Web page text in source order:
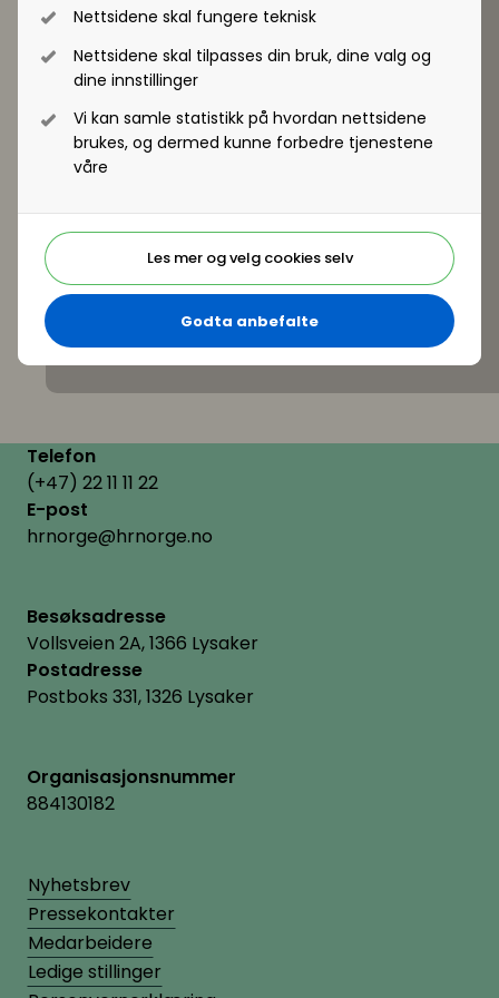
Nettsidene skal fungere teknisk
Nettsidene skal tilpasses din bruk, dine valg og
dine innstillinger
Vi kan samle statistikk på hvordan nettsidene
brukes, og dermed kunne forbedre tjenestene
våre
Les mer og velg cookies selv
Godta anbefalte
Telefon
(+47) 22 11 11 22
E-post
hrnorge@hrnorge.no
Besøksadresse
Vollsveien 2A, 1366 Lysaker
Postadresse
Postboks 331, 1326 Lysaker
Organisasjonsnummer
884130182
Nyhetsbrev
Pressekontakter
Medarbeidere
Ledige stillinger